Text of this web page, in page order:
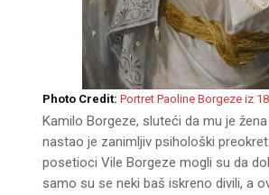
Photo Credit: Portret Paoline Borgeze iz
Kamilo Borgeze, sluteći da mu je
nastao je zanimljiv psihološki
posetioci Vile Borgeze mogli su da
samo su se neki baš iskreno divili, a